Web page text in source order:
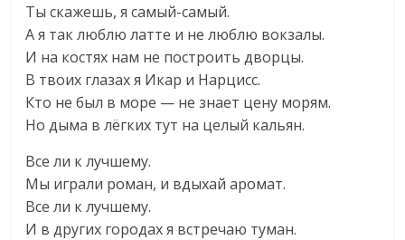
Ты скажешь, я самый-самый.
А я так люблю латте и не люблю вокзалы.
И на костях нам не построить дворцы.
В твоих глазах я Икар и Нарцисс.
Кто не был в море — не знает цену морям.
Но дыма в лёгких тут на целый кальян.
Все ли к лучшему.
Мы играли роман, и вдыхай аромат.
Все ли к лучшему.
И в других городах я встречаю туман.